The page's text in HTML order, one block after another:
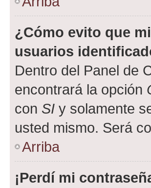
¿Cómo evito que
usuarios
Dentro del Panel de
encontrará la opción
con SI y solamente
usted mismo. Será
Arriba
¡Perdí mi